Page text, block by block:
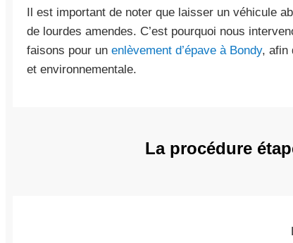
Il est important de noter que laisser un véhicule
de lourdes amendes. C’est pourquoi nous
faisons pour un enlèvement d’épave à Bondy, afin
et environnementale.
La procédure